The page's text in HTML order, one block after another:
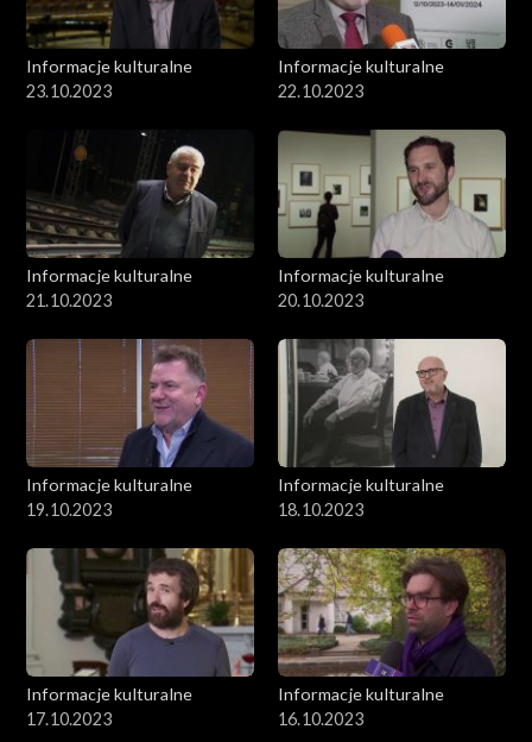
Informacje kulturalne
23.10.2023
Informacje kulturalne
22.10.2023
Informacje kulturalne
21.10.2023
Informacje kulturalne
20.10.2023
Informacje kulturalne
19.10.2023
Informacje kulturalne
18.10.2023
Informacje kulturalne
17.10.2023
Informacje kulturalne
16.10.2023